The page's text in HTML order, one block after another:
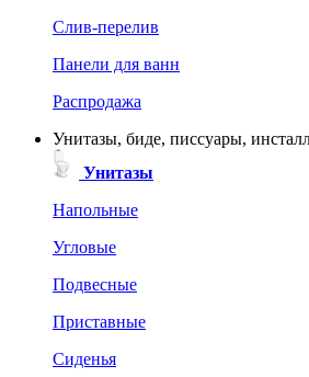
Слив-перелив
Панели для ванн
Распродажа
Унитазы, биде, писсуары,
Унитазы
Напольные
Угловые
Подвесные
Приставные
Сиденья